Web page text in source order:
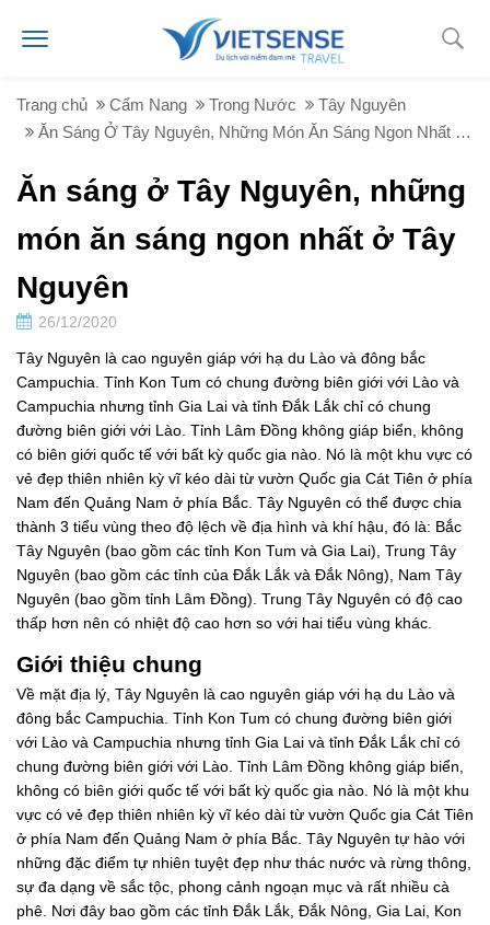
Trang chủ Cẩm Nang Trong Nước
Tây Nguyên
Ăn Sáng Ở Tây Nguyên, Những Món Ăn Sáng Ngon Nhất Ở Tây Nguyên
Ăn sáng ở Tây Nguyên, những
món ăn sáng ngon nhất ở Tây
Nguyên
26/12/2020
Tây Nguyên là cao nguyên giáp với hạ du Lào và đông bắc
Campuchia. Tỉnh Kon Tum có chung đường biên giới với Lào và
Campuchia nhưng tỉnh Gia Lai và tỉnh Đắk Lắk chỉ có chung
đường biên giới với Lào. Tỉnh Lâm Đồng không giáp biển, không
có biên giới quốc tế với bất kỳ quốc gia nào. Nó là một khu vực có
vẻ đẹp thiên nhiên kỳ vĩ kéo dài từ vườn Quốc gia Cát Tiên ở phía
Nam đến Quảng Nam ở phía Bắc. Tây Nguyên có thể được chia
thành 3 tiểu vùng theo độ lệch về địa hình và khí hậu, đó là: Bắc
Tây Nguyên (bao gồm các tỉnh Kon Tum và Gia Lai), Trung Tây
Nguyên (bao gồm các tỉnh của Đắk Lắk và Đắk Nông), Nam Tây
Nguyên (bao gồm tỉnh Lâm Đồng). Trung Tây Nguyên có độ cao
thấp hơn nên có nhiệt độ cao hơn so với hai tiểu vùng khác.
Giới thiệu chung
Về mặt địa lý, Tây Nguyên là cao nguyên giáp với hạ du Lào và
đông bắc Campuchia. Tỉnh Kon Tum có chung đường biên giới
với Lào và Campuchia nhưng tỉnh Gia Lai và tỉnh Đắk Lắk chỉ có
chung đường biên giới với Lào. Tỉnh Lâm Đồng không giáp biển,
không có biên giới quốc tế với bất kỳ quốc gia nào. Nó là một khu
vực có vẻ đẹp thiên nhiên kỳ vĩ kéo dài từ vườn Quốc gia Cát Tiên
ở phía Nam đến Quảng Nam ở phía Bắc. Tây Nguyên tự hào với
những đặc điểm tự nhiên tuyệt đẹp như thác nước và rừng thông,
sự đa dạng về sắc tộc, phong cảnh ngoạn mục và rất nhiều cà
phê. Nơi đây bao gồm các tỉnh Đắk Lắk, Đắk Nông, Gia Lai, Kon